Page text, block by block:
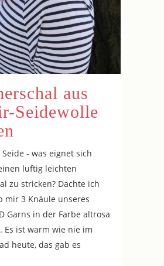
aus
Seidewolle
- was eignet sich
luftig leichten
zu stricken? Dachte ich
mir 3 Knäule unseres
Garns in der Farbe altrosa
Es ist warm wie nie im
heute, das gab es